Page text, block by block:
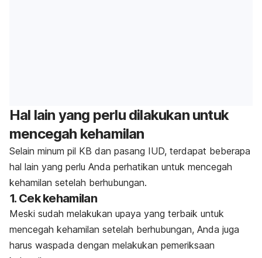
Hal lain yang perlu dilakukan untuk
mencegah kehamilan
Selain minum pil KB dan pasang IUD, terdapat beberapa
hal lain yang perlu Anda perhatikan untuk mencegah
kehamilan setelah berhubungan.
1. Cek kehamilan
Meski sudah melakukan upaya yang terbaik untuk
mencegah kehamilan setelah berhubungan, Anda juga
harus waspada dengan melakukan pemeriksaan